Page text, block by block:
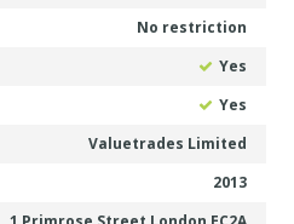
No restriction
Yes
Yes
Valuetrades Limited
2013